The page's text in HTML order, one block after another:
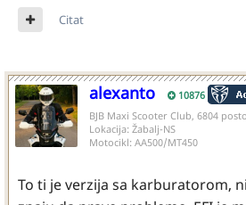
Citat
alexanto 10876
BJB Maxi Scooter Club, 6804
Lokacija: Žabalj-NS
Motocikl: AA500/MT450
To ti je verzija sa karburatorom,